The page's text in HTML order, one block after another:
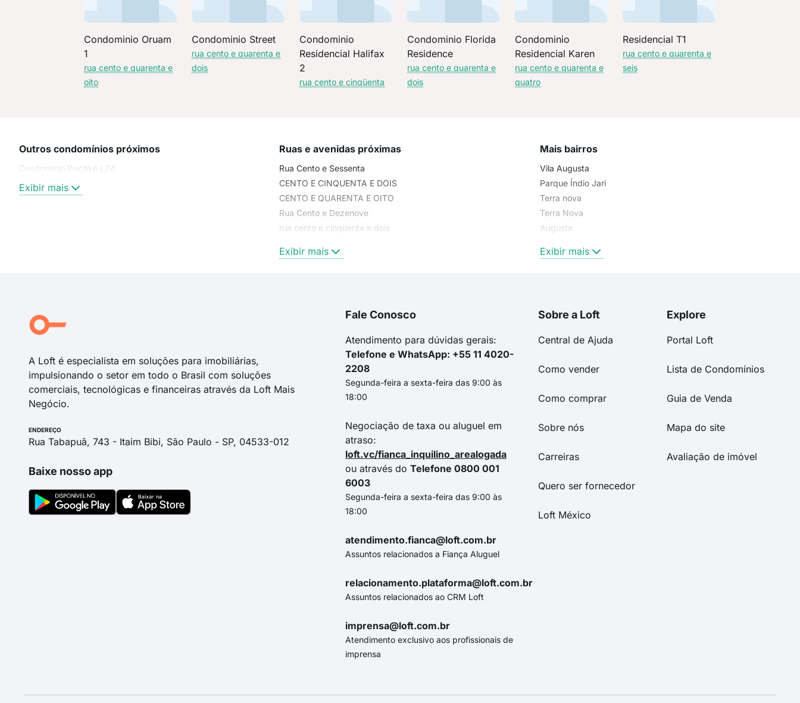
Condominio Oruam
1
rua cento e quarenta e
oito
Condominio Street
rua cento e quarenta e
dois
Condominio
Residencial Halifax
2
rua cento e cinqüenta
Condominio Florida
Residence
rua cento e quarenta e
dois
Condominio
Residencial Karen
rua cento e quarenta e
quatro
Residencial T1
rua cento e quarenta e
seis
Outros condomínios próximos
Condominio Pischke L24
Exibir mais
Ruas e avenidas próximas
Rua Cento e Sessenta
CENTO E CINQUENTA E DOIS
CENTO E QUARENTA E OITO
Rua Cento e Dezenove
rua cento e cinqüenta e dois
Rua Cento e Quarenta e Seis
Cento e Vinte e Três
Exibir mais
Mais bairros
Vila Augusta
Parque Índio Jari
Terra nova
Terra Nova
Augusta
Exibir mais
A Loft é especialista em soluções para imobiliárias,
impulsionando o setor em todo o Brasil com soluções
comerciais, tecnológicas e financeiras através da Loft Mais
Negócio.
ENDEREÇO
Rua Tabapuã, 743 - Itaim Bibi, São Paulo - SP, 04533-012
Baixe nosso app
Fale Conosco
Atendimento para dúvidas gerais:
Telefone e WhatsApp: +55 11 4020-
2208
Segunda-feira a sexta-feira das 9:00 às
18:00
Negociação de taxa ou aluguel em
atraso:
loft.vc/fianca_inquilino_arealogada
ou através do Telefone 0800 001
6003
Segunda-feira a sexta-feira das 9:00 às
18:00
atendimento.fianca@loft.com.br
Assuntos relacionados a Fiança Aluguel
relacionamento.plataforma@loft.com.br
Assuntos relacionados ao CRM Loft
imprensa@loft.com.br
Atendimento exclusivo aos profissionais de
imprensa
Sobre a Loft
Central de Ajuda
Como vender
Como comprar
Sobre nós
Carreiras
Quero ser fornecedor
Loft México
Explore
Portal Loft
Lista de Condomínios
Guia de Venda
Mapa do site
Avaliação de imóvel